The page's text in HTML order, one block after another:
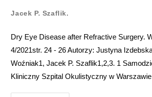
Jacek P. Szaflik.
Dry Eye Disease after Refractive Surgery.
4/2021str. 24 - 26 Autorzy: Justyna
Woźniak1, Jacek P. Szaflik1,2,3. 1
Kliniczny Szpital Okulistyczny w